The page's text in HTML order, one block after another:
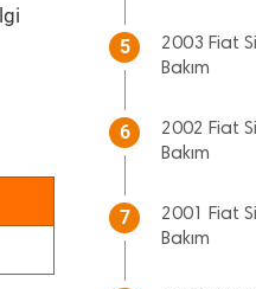
5
2003 Fiat
Bakım
6
2002 Fiat
Bakım
7
2001 Fiat
Bakım